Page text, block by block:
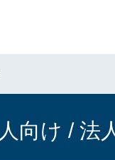
向け / 法